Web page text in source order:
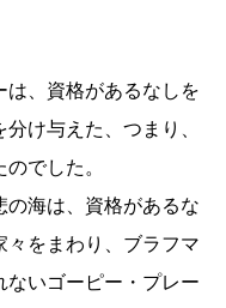
、資格があるなしを
け与えた、つまり、
でした。
海は、資格があるな
々をまわり、ブラフマ
ないゴーピー・プレー